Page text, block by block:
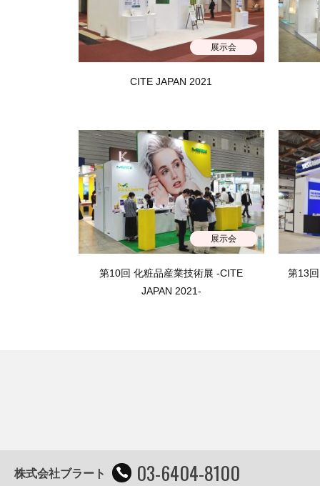
展示会
CITE JAPAN 2021
展示会
第10回 化粧品産業技術展 -CITE
JAPAN 2021-
第13
株式会社ブラート 03-6404-8100